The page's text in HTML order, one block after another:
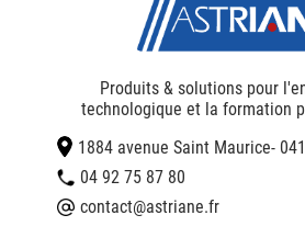
Produits & solutions pour
technologique et la formation
1884 avenue Saint Maurice-
04 92 75 87 80
contact@astriane.fr